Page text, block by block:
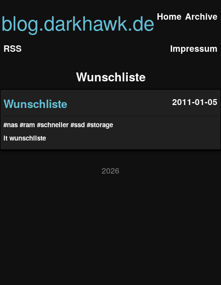
blog.darkhawk.de Home Archive
RSS Impressum
Wunschliste
Wunschliste 2011-01-05
#nas #ram #schneller #ssd #storage
it wunschliste
2026